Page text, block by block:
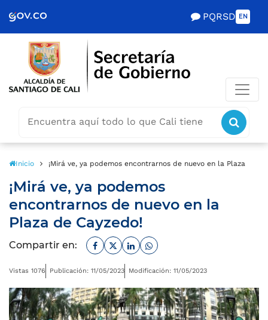
de Gobierno
PQRSD EN
icono
Inicio ¡Mirá ve, ya podemos encontrarnos de nuevo en la Plaza de
¡Mirá ve, ya podemos
encontrarnos de nuevo en la
Plaza de Cayzedo!
Compartir en: Facebook
TwitterLinkedinWhatsapp
Vistas 1076 Publicación: 11/05/2023 Modificación: 11/05/2023